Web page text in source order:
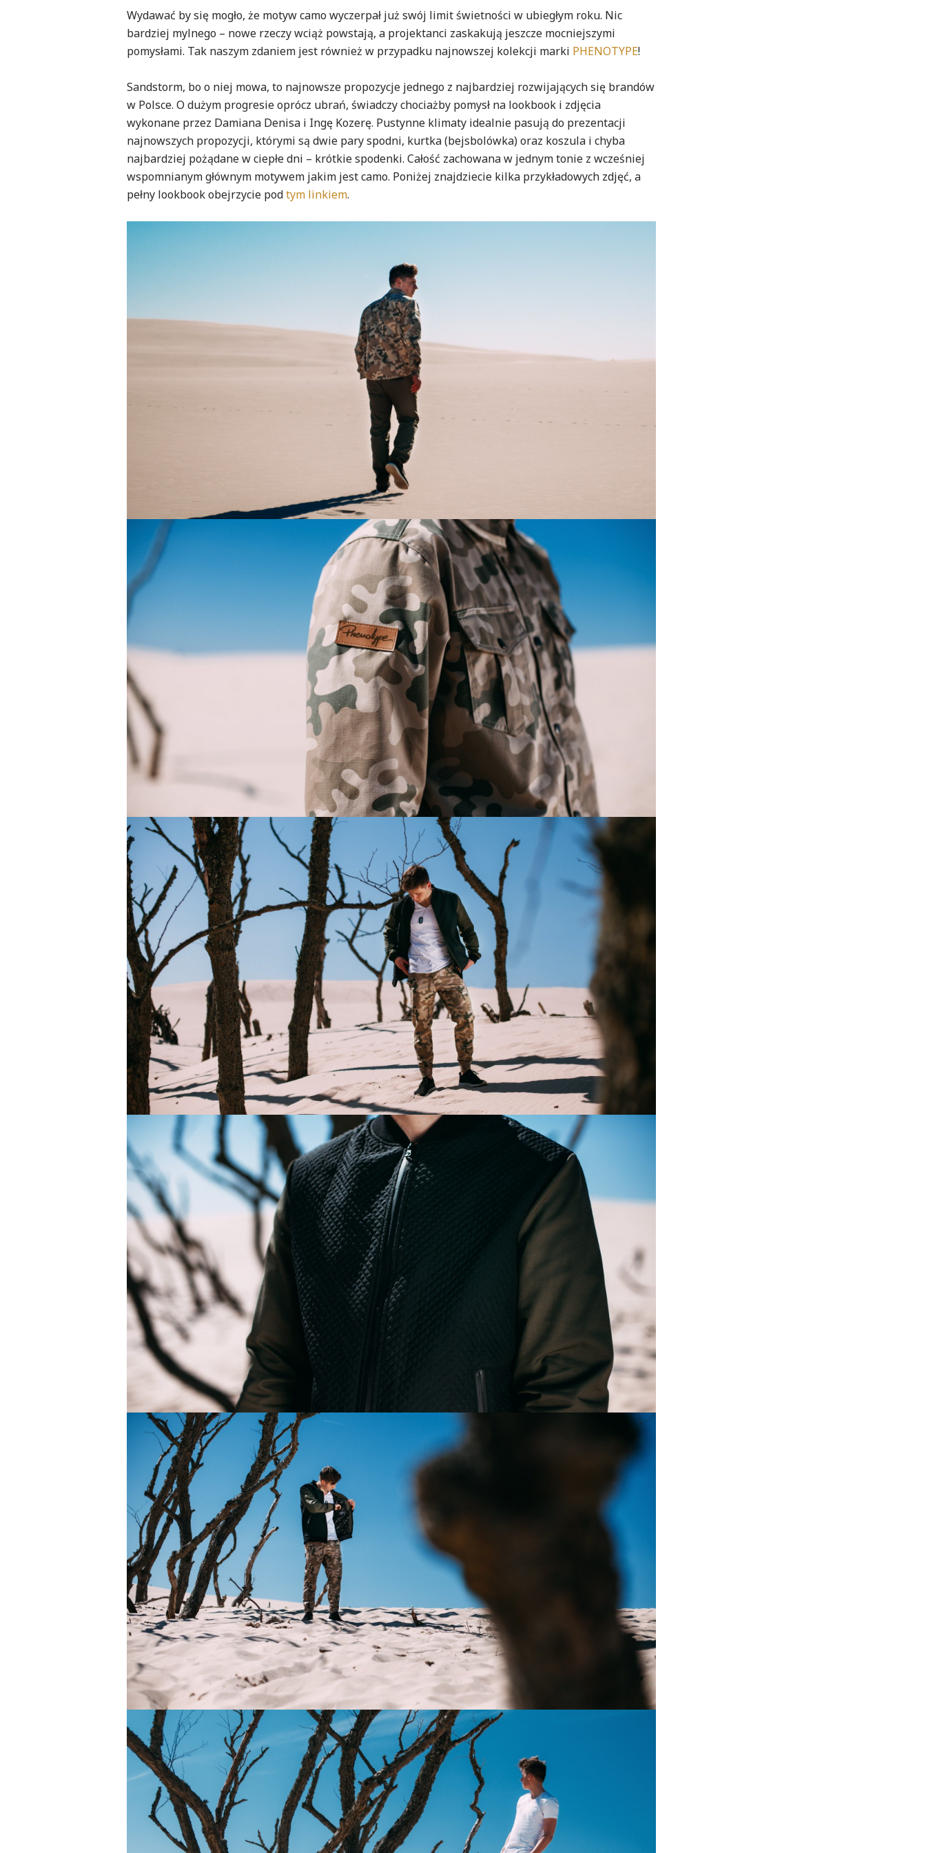
Wydawać by się mogło, że motyw camo wyczerpał już swój limit świetności w ubiegłym roku. Nic
bardziej mylnego – nowe rzeczy wciąż powstają, a projektanci zaskakują jeszcze mocniejszymi
pomysłami. Tak naszym zdaniem jest również w przypadku najnowszej kolekcji marki PHENOTYPE!
Sandstorm, bo o niej mowa, to najnowsze propozycje jednego z najbardziej rozwijających się brandów
w Polsce. O dużym progresie oprócz ubrań, świadczy chociażby pomysł na lookbook i zdjęcia
wykonane przez Damiana Denisa i Ingę Kozerę. Pustynne klimaty idealnie pasują do prezentacji
najnowszych propozycji, którymi są dwie pary spodni, kurtka (bejsbolówka) oraz koszula i chyba
najbardziej pożądane w ciepłe dni – krótkie spodenki. Całość zachowana w jednym tonie z wcześniej
wspomnianym głównym motywem jakim jest camo. Poniżej znajdziecie kilka przykładowych zdjęć, a
pełny lookbook obejrzycie podtym linkiem.